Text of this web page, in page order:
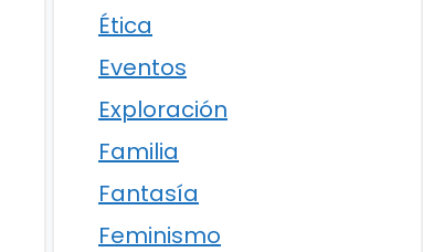
Ética
Eventos
Exploración
Familia
Fantasía
Feminismo